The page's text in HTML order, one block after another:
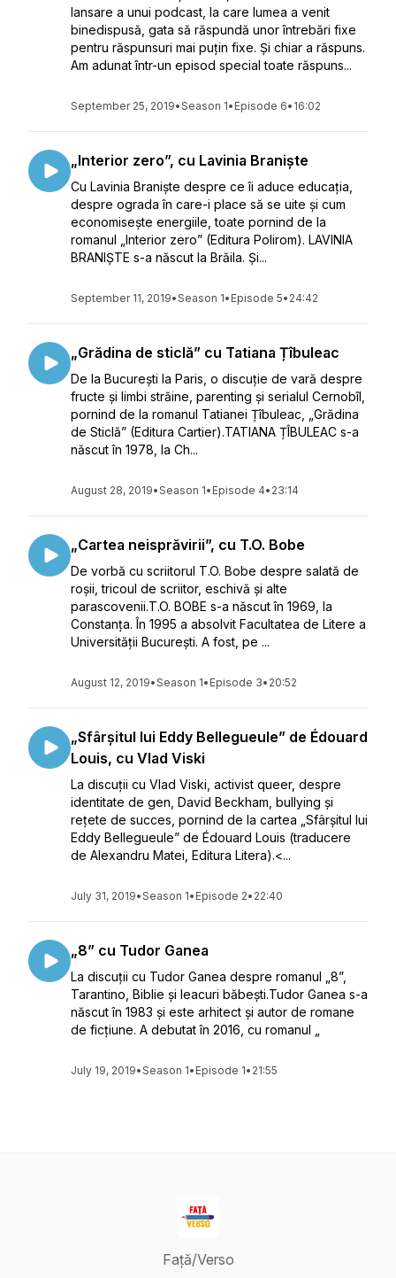
lansare a unui podcast, la care lumea a venit
binedispusă, gata să răspundă unor întrebări fixe
pentru răspunsuri mai puțin fixe. Și chiar a răspuns.
Am adunat într-un episod special toate răspuns...
September 25, 2019•Season 1• Episode 6• 16:02
„Interior zero”, cu Lavinia Braniște
Cu Lavinia Braniște despre ce îi aduce educația,
despre ograda în care-i place să se uite și cum
economisește energiile, toate pornind de la
romanul „Interior zero” (Editura Polirom). LAVINIA
BRANIȘTE s-a născut la Brăila. Și...
September 11, 2019•Season 1• Episode 5• 24:42
„Grădina de sticlă” cu Tatiana Țîbuleac
De la București la Paris, o discuție de vară despre
fructe și limbi străine, parenting și serialul Cernobîl,
pornind de la romanul Tatianei Țîbuleac, „Grădina
de Sticlă” (Editura Cartier).TATIANA ȚÎBULEAC s-a
născut în 1978, la Ch...
August 28, 2019•Season 1• Episode 4• 23:14
„Cartea neisprăvirii”, cu T.O. Bobe
De vorbă cu scriitorul T.O. Bobe despre salată de
roșii, tricoul de scriitor, eschivă și alte
parascovenii.T.O. BOBE s-a născut în 1969, la
Constanța. În 1995 a absolvit Facultatea de Litere a
Universității București. A fost, pe ...
August 12, 2019•Season 1• Episode 3• 20:52
„Sfârșitul lui Eddy Bellegueule” de Édouard
Louis, cu Vlad Viski
La discuții cu Vlad Viski, activist queer, despre
identitate de gen, David Beckham, bullying și
rețete de succes, pornind de la cartea „Sfârșitul lui
Eddy Bellegueule” de Édouard Louis (traducere
de Alexandru Matei, Editura Litera).<...
July 31, 2019•Season 1• Episode 2• 22:40
„8” cu Tudor Ganea
La discuții cu Tudor Ganea despre romanul „8”,
Tarantino, Biblie și leacuri băbești.Tudor Ganea s-a
născut în 1983 și este arhitect și autor de romane
de ficțiune. A debutat în 2016, cu romanul „
July 19, 2019•Season 1• Episode 1• 21:55
Față/Verso